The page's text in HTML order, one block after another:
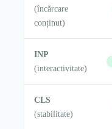
(încărcare
conținut)
INP
(interactivitate)
CLS
(stabilitate)